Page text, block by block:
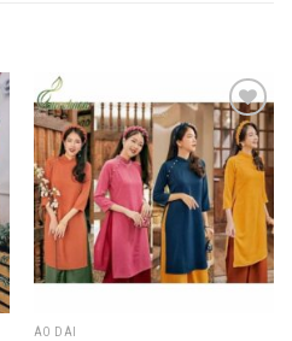
Add to
wishlist
ÁO DÀI